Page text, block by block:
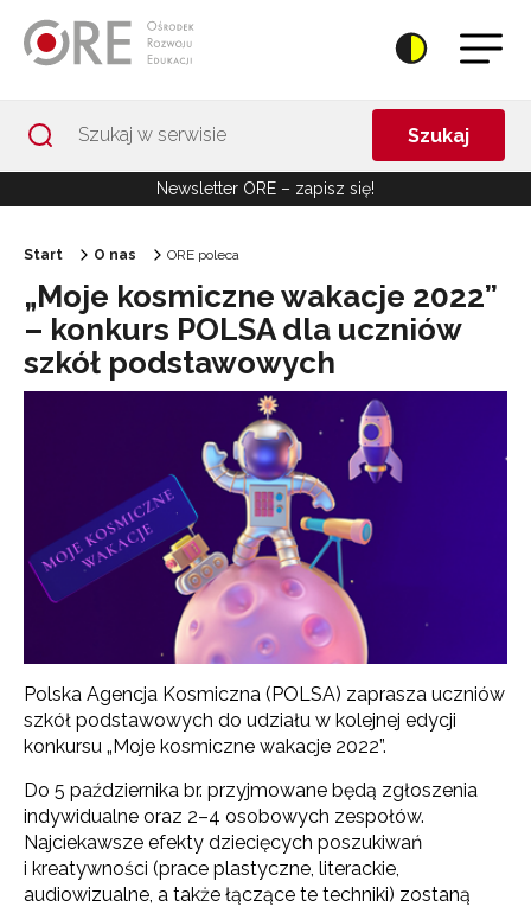
Szukaj
Newsletter ORE – zapisz się!
Start O nas ORE poleca
„Moje kosmiczne wakacje 2022”
– konkurs POLSA dla uczniów
szkół podstawowych
Polska Agencja Kosmiczna (POLSA) zaprasza uczniów
szkół podstawowych do udziału w kolejnej edycji
konkursu „Moje kosmiczne wakacje 2022”.
Do 5 października br. przyjmowane będą zgłoszenia
indywidualne oraz 2–4 osobowych zespołów.
Najciekawsze efekty dziecięcych poszukiwań
i kreatywności (prace plastyczne, literackie,
audiowizualne, a także łączące te techniki) zostaną